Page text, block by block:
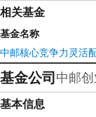
相关基金
基金名称
中邮核心竞争力灵活
基金公司中邮
基本信息